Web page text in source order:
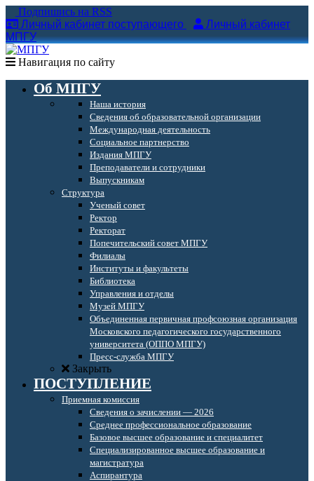
Подпишись на RSS
Личный кабинет поступающего
Личный кабинет
МПГУ
Навигация по сайту
Об МПГУ
Наша история
Сведения об образовательной организации
Международная деятельность
Социальное партнерство
Издания МПГУ
Преподаватели и сотрудники
Выпускникам
Структура
Ученый совет
Ректор
Ректорат
Попечительский совет МПГУ
Филиалы
Институты и факультеты
Библиотека
Управления и отделы
Музей МПГУ
Объединенная первичная профсоюзная организация
Московского педагогического государственного
университета (ОППО МПГУ)
Пресс-служба МПГУ
Закрыть
ПОСТУПЛЕНИЕ
Приемная комиссия
Сведения о зачислении — 2026
Среднее профессиональное образование
Базовое высшее образование и специалитет
Специализированное высшее образование и
магистратура
Аспирантура